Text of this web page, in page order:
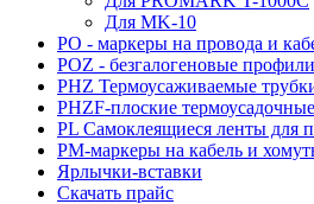
Для MK-10
PO - маркеры на провода и
POZ - безгалогеновые
PHZ Термоусаживаемые
PHZF-плоские
PL Самоклеящиеся ленты для
PM-маркеры на кабель и
Ярлычки-вставки
Скачать прайс